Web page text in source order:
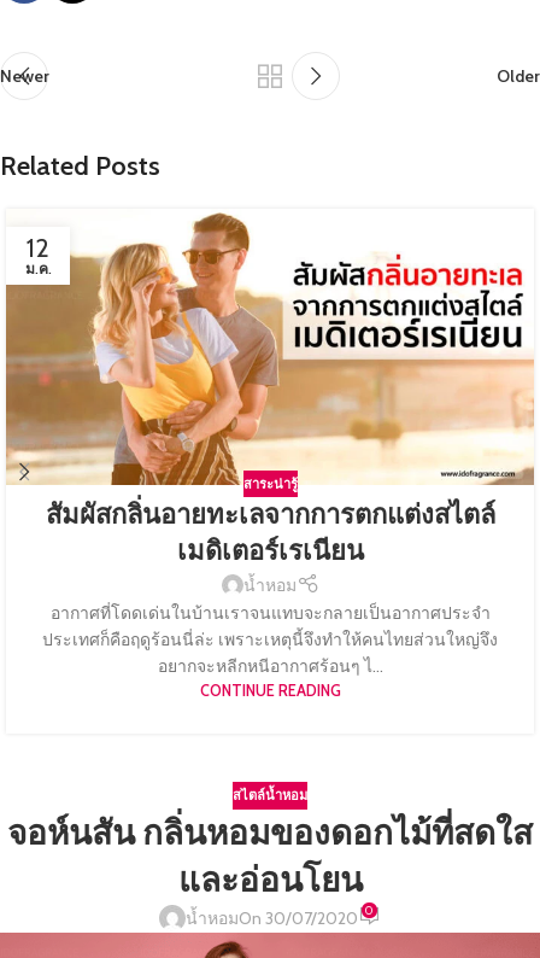
Newer Older
Related Posts
12
ม.ค.
สาระน่ารู้
สัมผัสกลิ่นอายทะเลจากการตกแต่งสไตล์
เมดิเตอร์เรเนียน
น้ำหอม
อากาศที่โดดเด่นในบ้านเราจนแทบจะกลายเป็นอากาศประจำ
ประเทศก็คือฤดูร้อนนี่ล่ะ เพราะเหตุนี้จึงทำให้คนไทยส่วนใหญ่จึง
อยากจะหลีกหนีอากาศร้อนๆ ไ...
CONTINUE READING
สไตล์น้ำหอม
จอห์นสัน กลิ่นหอมของดอกไม้ที่สดใส
และอ่อนโยน
น้ำหอมOn 30/07/2020 0